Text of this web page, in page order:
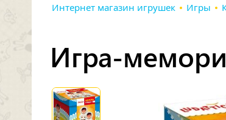
Интернет магазин игрушек Игры
Игра-